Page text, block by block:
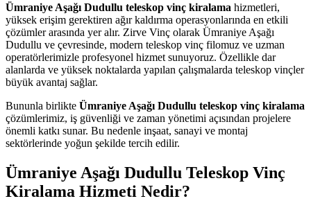
Ümraniye Aşağı Dudullu teleskop vinç kiralama hizmetleri,
yüksek erişim gerektiren ağır kaldırma operasyonlarında en etkili
çözümler arasında yer alır. Zirve Vinç olarak Ümraniye Aşağı
Dudullu ve çevresinde, modern teleskop vinç filomuz ve uzman
operatörlerimizle profesyonel hizmet sunuyoruz. Özellikle dar
alanlarda ve yüksek noktalarda yapılan çalışmalarda teleskop vinçler
büyük avantaj sağlar.
Bununla birlikte Ümraniye Aşağı Dudullu teleskop vinç kiralama
çözümlerimiz, iş güvenliği ve zaman yönetimi açısından projelere
önemli katkı sunar. Bu nedenle inşaat, sanayi ve montaj
sektörlerinde yoğun şekilde tercih edilir.
Ümraniye Aşağı Dudullu Teleskop Vinç
Kiralama Hizmeti Nedir?